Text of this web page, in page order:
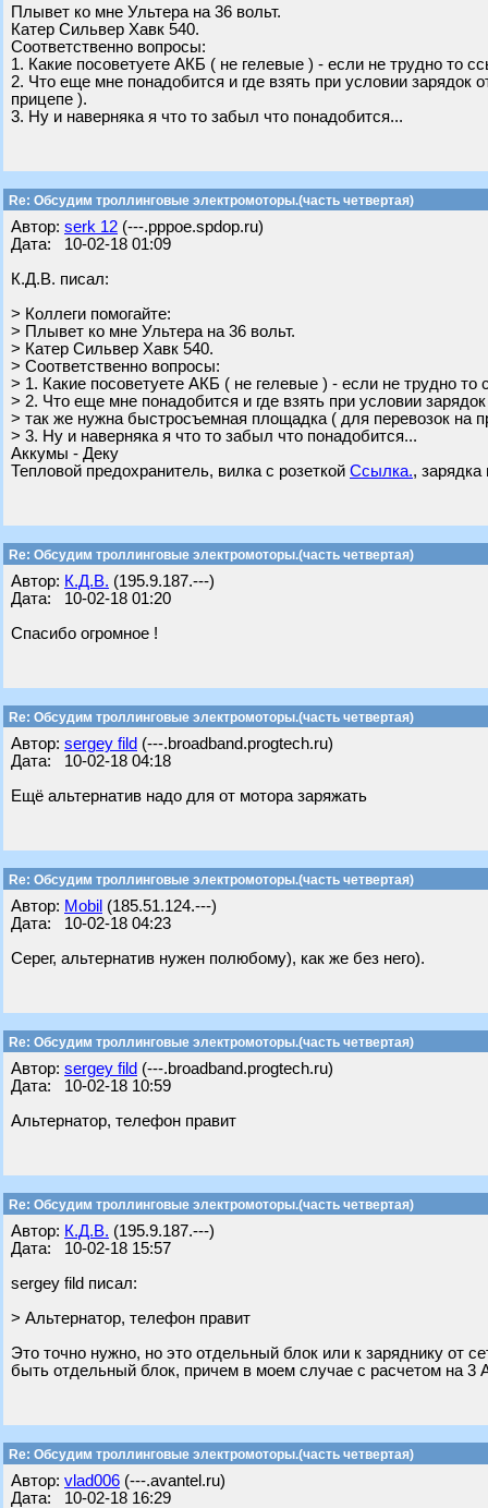
Плывет ко мне Ультера на 36 вольт.
Катер Сильвер Хавк 540.
Соответственно вопросы:
1. Какие посоветуете АКБ ( не гелевые ) - если не трудно то
2. Что еще мне понадобится и где взять при условии
прицепе ).
3. Ну и наверняка я что то забыл что понадобится...
Re: Обсудим троллинговые электромоторы.(часть четвертая)
Автор: serk 12 (---.pppoe.spdop.ru)
Дата: 10-02-18 01:09
К.Д.В. писал:
> Коллеги помогайте:
> Плывет ко мне Ультера на 36 вольт.
> Катер Сильвер Хавк 540.
> Соответственно вопросы:
> 1. Какие посоветуете АКБ ( не гелевые ) - если не трудно то
> 2. Что еще мне понадобится и где взять при условии
> так же нужна быстросъемная площадка ( для перевозок на
> 3. Ну и наверняка я что то забыл что понадобится...
Аккумы - Деку
Тепловой предохранитель, вилка с розеткой Ссылка.,
Re: Обсудим троллинговые электромоторы.(часть четвертая)
Автор: К.Д.В. (195.9.187.---)
Дата: 10-02-18 01:20
Спасибо огромное !
Re: Обсудим троллинговые электромоторы.(часть четвертая)
Автор: sergey fild (---.broadband.progtech.ru)
Дата: 10-02-18 04:18
Ещё альтернатив надо для от мотора заряжать
Re: Обсудим троллинговые электромоторы.(часть четвертая)
Автор: Mobil (185.51.124.---)
Дата: 10-02-18 04:23
Серег, альтернатив нужен полюбому), как же без него).
Re: Обсудим троллинговые электромоторы.(часть четвертая)
Автор: sergey fild (---.broadband.progtech.ru)
Дата: 10-02-18 10:59
Альтернатор, телефон правит
Re: Обсудим троллинговые электромоторы.(часть четвертая)
Автор: К.Д.В. (195.9.187.---)
Дата: 10-02-18 15:57
sergey fild писал:
> Альтернатор, телефон правит
Это точно нужно, но это отдельный блок или к заряднику от
быть отдельный блок, причем в моем случае с расчетом на 3
Re: Обсудим троллинговые электромоторы.(часть четвертая)
Автор: vlad006 (---.avantel.ru)
Дата: 10-02-18 16:29